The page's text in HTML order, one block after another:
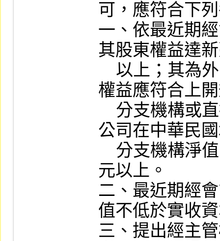
可，應符合下
一、依最近期
其股東權益達
權益應符合上
公司在中華民
元以上。
二、最近期經
值不低於實收
三、提出經主